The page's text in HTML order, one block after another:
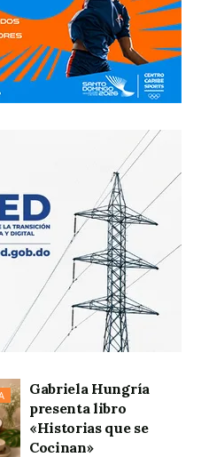
Gabriela Hungría
presenta libro
«Historias que se
Cocinan»